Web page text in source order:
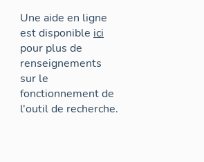
Une aide en ligne
est disponible ici
pour plus de
renseignements
sur le
fonctionnement de
l'outil de recherche.